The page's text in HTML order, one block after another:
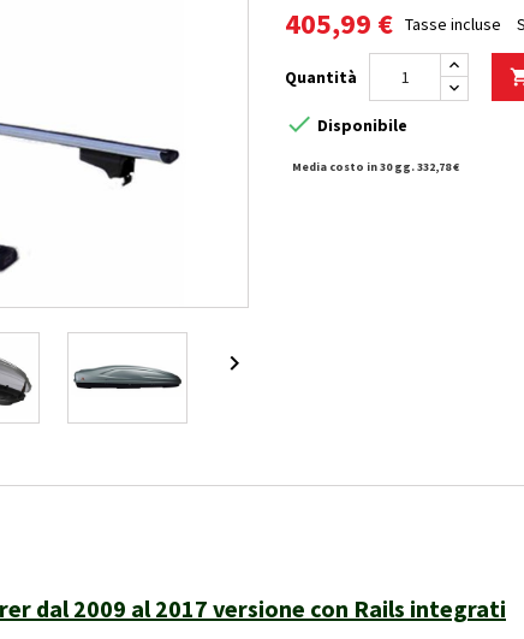

405,99 € Tasse incluse
Quantità
 Disponibile
Media costo in 30 gg. 332,78 €
dal 2009 al 2017 versione con Rails integrati